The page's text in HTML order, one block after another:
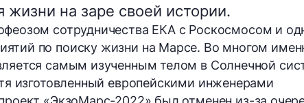
жизни на заре своей истории.
сотрудничества ЕКА с Роскосмосом и
по поиску жизни на Марсе. Во многом
самым изученным телом в Солнечной
изготовленный европейскими инженерами